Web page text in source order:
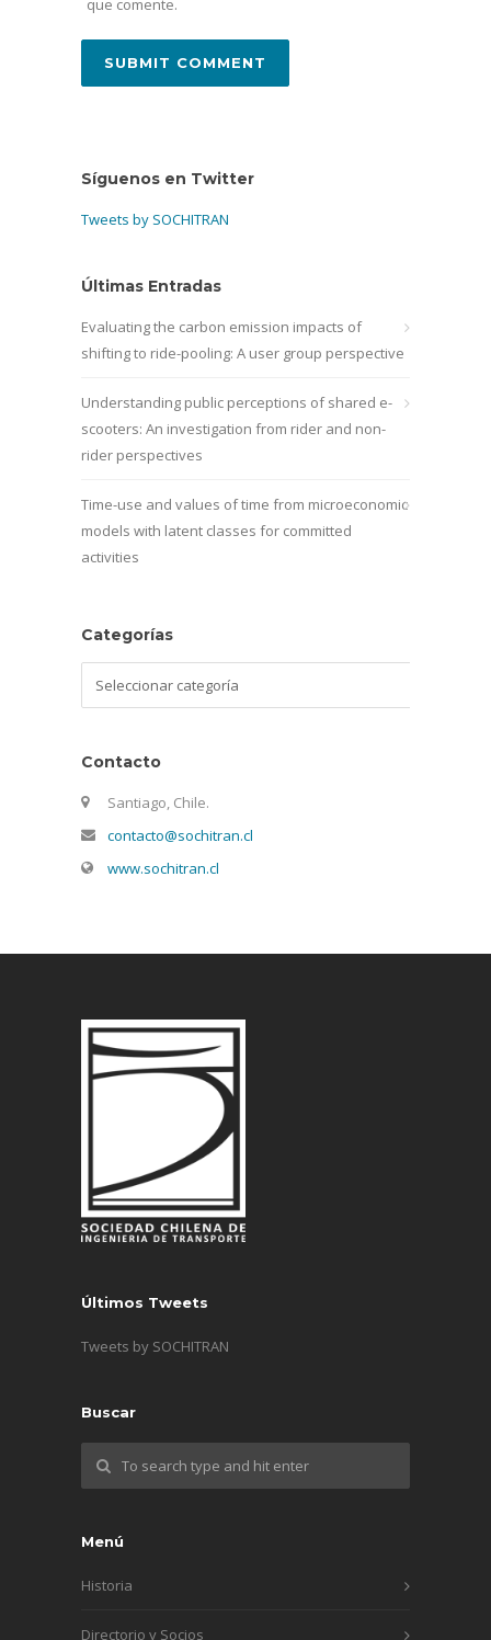
que comente.
Síguenos en Twitter
Tweets by SOCHITRAN
Últimas Entradas
Evaluating the carbon emission impacts of
shifting to ride-pooling: A user group perspective
Understanding public perceptions of shared e-
scooters: An investigation from rider and non-
rider perspectives
Time-use and values of time from microeconomic
models with latent classes for committed
activities
Categorías
Contacto
Santiago, Chile.
contacto@sochitran.cl
www.sochitran.cl
Últimos Tweets
Tweets by SOCHITRAN
Buscar
Menú
Historia
Directorio y Socios